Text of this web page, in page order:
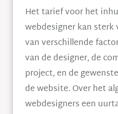
Het tarief voor het
webdesigner kan
van verschillende
van de designer, de
project, en de
de website. Over het
webdesigners een